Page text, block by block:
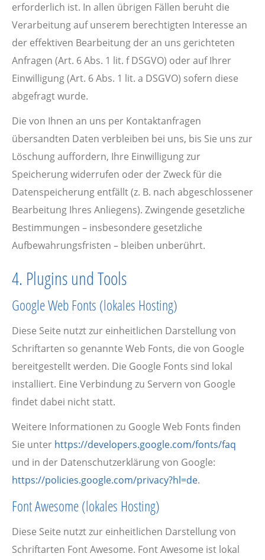
erforderlich ist. In allen übrigen Fällen beruht die
Verarbeitung auf unserem berechtigten Interesse an
der effektiven Bearbeitung der an uns gerichteten
Anfragen (Art. 6 Abs. 1 lit. f DSGVO) oder auf Ihrer
Einwilligung (Art. 6 Abs. 1 lit. a DSGVO) sofern diese
abgefragt wurde.
Die von Ihnen an uns per Kontaktanfragen
übersandten Daten verbleiben bei uns, bis Sie uns zur
Löschung auffordern, Ihre Einwilligung zur
Speicherung widerrufen oder der Zweck für die
Datenspeicherung entfällt (z. B. nach abgeschlossener
Bearbeitung Ihres Anliegens). Zwingende gesetzliche
Bestimmungen – insbesondere gesetzliche
Aufbewahrungsfristen – bleiben unberührt.
4. Plugins und Tools
Google Web Fonts (lokales Hosting)
Diese Seite nutzt zur einheitlichen Darstellung von
Schriftarten so genannte Web Fonts, die von Google
bereitgestellt werden. Die Google Fonts sind lokal
installiert. Eine Verbindung zu Servern von Google
findet dabei nicht statt.
Weitere Informationen zu Google Web Fonts finden
Sie unter https://developers.google.com/fonts/faq
und in der Datenschutzerklärung von Google:
https://policies.google.com/privacy?hl=de.
Font Awesome (lokales Hosting)
Diese Seite nutzt zur einheitlichen Darstellung von
Schriftarten Font Awesome. Font Awesome ist lokal